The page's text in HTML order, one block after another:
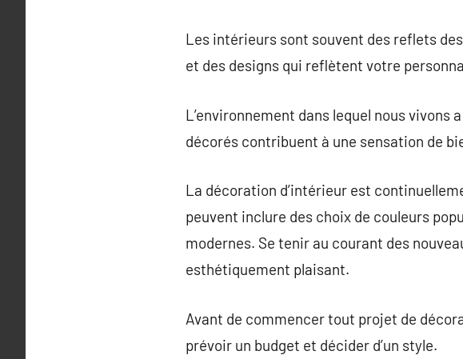
Les intérieurs sont souvent des reflets
et des designs qui reflètent votre
L’environnement dans lequel nous
décorés contribuent à une sensation de
La décoration d’intérieur est
peuvent inclure des choix de couleurs
modernes. Se tenir au courant des
esthétiquement plaisant.
Avant de commencer tout projet de
prévoir un budget et décider d’un style.